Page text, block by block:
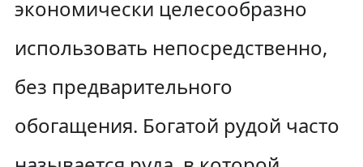
экономически целесообразно
использовать непосредственно,
без предварительного
обогащения. Богатой рудой часто